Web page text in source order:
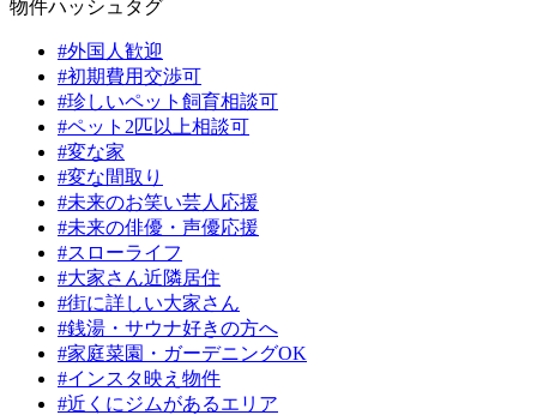
物件ハッシュタグ
#外国人歓迎
#初期費用交渉可
#珍しいペット飼育相談可
#ペット2匹以上相談可
#変な家
#変な間取り
#未来のお笑い芸人応援
#未来の俳優・声優応援
#スローライフ
#大家さん近隣居住
#街に詳しい大家さん
#銭湯・サウナ好きの方へ
#家庭菜園・ガーデニングOK
#インスタ映え物件
#近くにジムがあるエリア